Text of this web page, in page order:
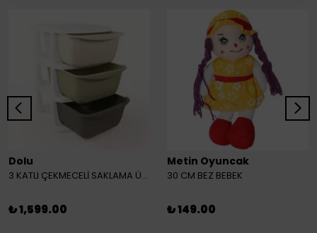
Dolu
3 KATLI ÇEKMECELİ SAKLAMA ÜNİTESİ
₺ 1,599.00
Metin Oyuncak
30 CM BEZ BEBEK
₺ 149.00